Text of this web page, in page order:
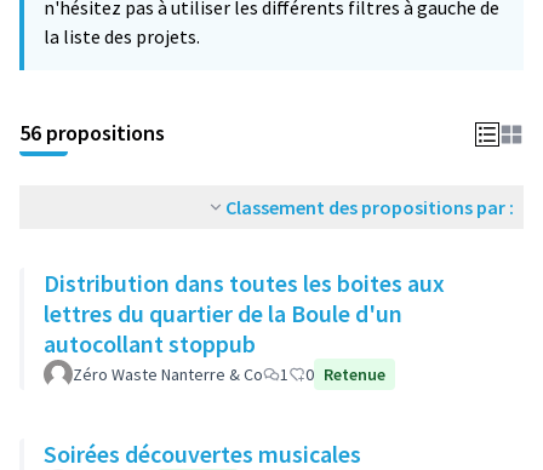
n'hésitez pas à utiliser les différents filtres à gauche de
la liste des projets.
56 propositions
Classement des propositions par :
Distribution dans toutes les boites aux
lettres du quartier de la Boule d'un
autocollant stoppub
Zéro Waste Nanterre & Co 1 0 Retenue
Soirées découvertes musicales